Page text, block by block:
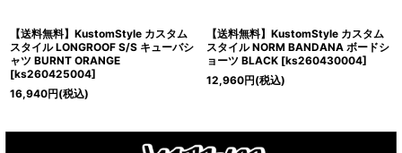
【送料無料】KustomStyle カスタム
スタイル LONGROOF S/S キューバシ
ャツ BURNT ORANGE
[ks260425004]
16,940円(税込)
【送料無料】KustomStyle カスタム
スタイル NORM BANDANA ボードシ
ョーツ BLACK [ks260430004]
12,960円(税込)